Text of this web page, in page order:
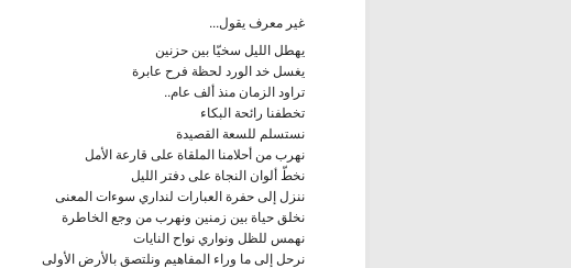
غير معرف يقول...
يهطل الليل سخيّا بين حزنين
يغسل خد الورد لحظة فرح عابرة
تراود الزمان منذ ألف عام..
تخطفنا رائحة البكاء
نستسلم للسعة القصيدة
نهرب من أحلامنا الملقاة على قارعة الأمل
نخطّ ألوان النجاة على دفتر الليل
ننزل إلى حفرة العبارات لنداري سوءات المعنى
نخلق حياة بين زمنين ونهرب من وجع الخاطرة
نهمس للظل ونواري نواح النايات
نرحل إلى ما وراء المفاهيم ونلتصق بالأرض الأولى